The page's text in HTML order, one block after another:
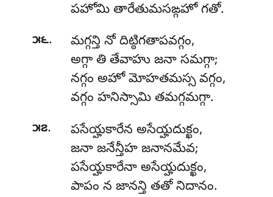
పహోమి తారేతుమసఙ్గహో గతో.
౫౬.
మగ్గన్తి నో దిట్ఠిగతాపవగ్గం,
అగ్గా తి తేవాహు జనా సమగ్గా;
నగ్గం అహో మోహతమస్స వగ్గం,
వగ్గం హనిస్సామి తమగ్గమగ్గా.
౫౭.
పసేయ్హకారేన అసేయ్హదుక్ఖం,
జనా జనేన్తీహ జనానమేవ;
పసేయ్హకారేనా అసేయ్హదుక్ఖం,
పాపం న జానన్తి తతో నిదానం.